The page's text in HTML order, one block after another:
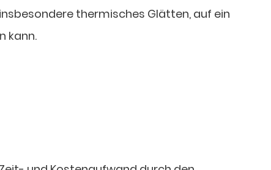
thermisches Glätten, auf ein
kann.